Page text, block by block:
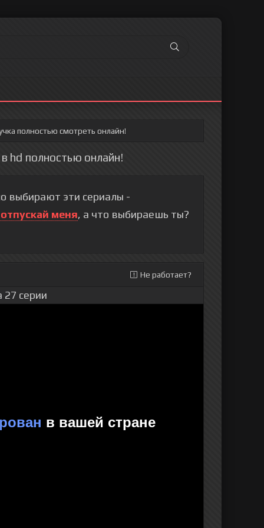
полностью смотреть онлайн!
hd полностью онлайн!
выбирают эти сериалы -
меня, а что выбираешь ты?
Не работает?
27 серии